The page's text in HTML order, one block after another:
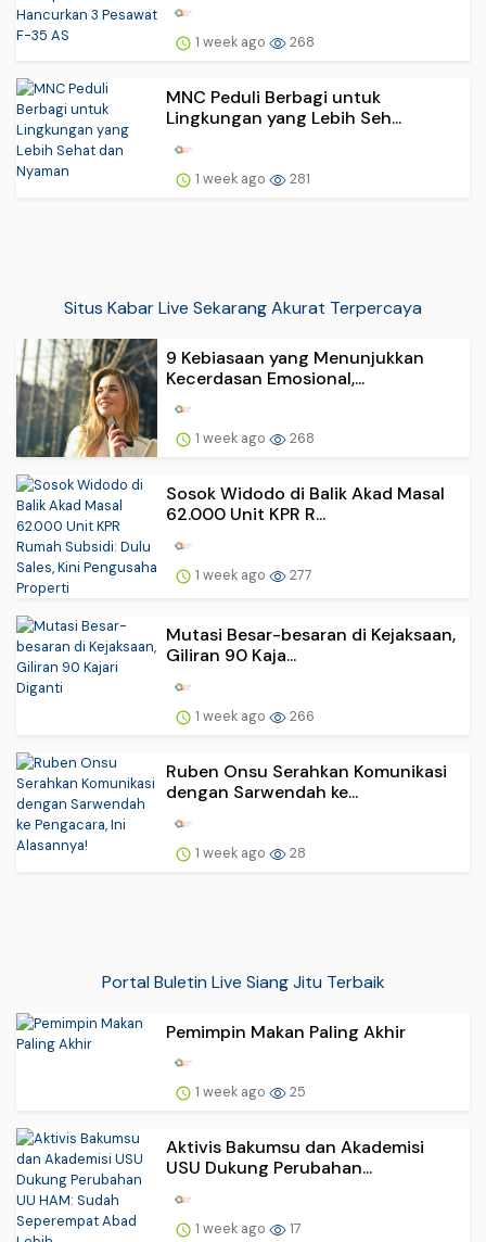
1 week ago 268
MNC Peduli Berbagi untuk
Lingkungan yang Lebih Seh...
1 week ago 281
Situs Kabar Live Sekarang Akurat Terpercaya
9 Kebiasaan yang Menunjukkan
Kecerdasan Emosional,...
1 week ago 268
Sosok Widodo di Balik Akad Masal
62.000 Unit KPR R...
1 week ago 277
Mutasi Besar-besaran di Kejaksaan,
Giliran 90 Kaja...
1 week ago 266
Ruben Onsu Serahkan Komunikasi
dengan Sarwendah ke...
1 week ago 28
Portal Buletin Live Siang Jitu Terbaik
Pemimpin Makan Paling Akhir
1 week ago 25
Aktivis Bakumsu dan Akademisi
USU Dukung Perubahan...
1 week ago 17